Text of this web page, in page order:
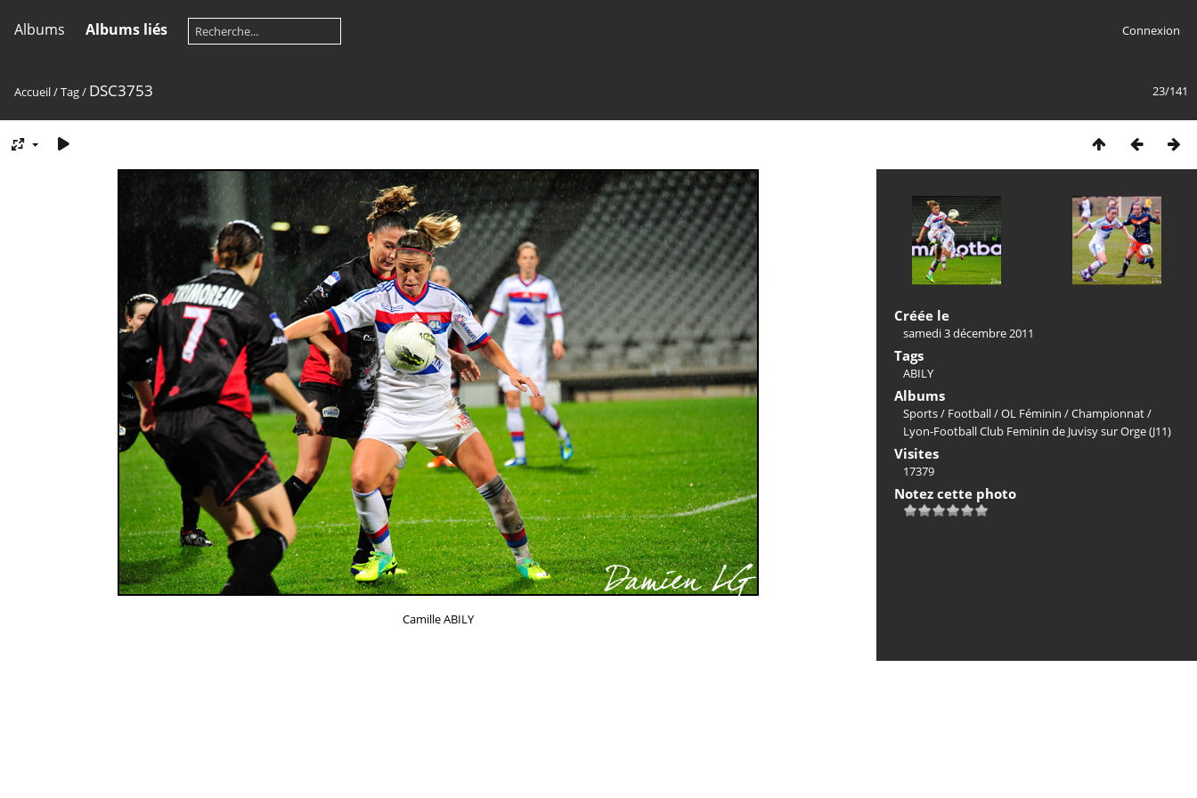
Albums Albums liés Connexion
23/141
Accueil/Tag/ DSC3753
Camille ABILY
Créée le
samedi 3 décembre 2011
Tags
ABILY
Albums
Sports/ Football/OL Féminin /Championnat/
Lyon-Football Club Feminin de Juvisy sur Orge (J11)
Visites
17379
Notez cette photo